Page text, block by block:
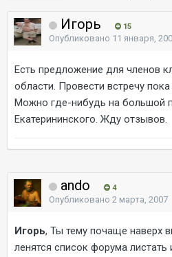
Игорь 15
Опубликовано 11 января,
Есть предложение для членов
области. Провести встречу
Можно где-нибудь на большой
Екатерининского. Жду отзывов.
ando 4
Опубликовано 2 марта, 2007
Игорь, Ты тему почаще наверх
ленятся список форума